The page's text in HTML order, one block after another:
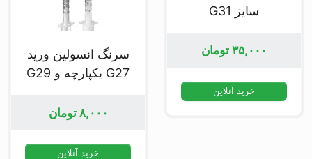
سایز G31
۳۵,۰۰۰تومان
خرید آنلاین
سرنگ انسولین ورید
G27 یکپارچه و G29
۸,۰۰۰ تومان
خرید آنلاین